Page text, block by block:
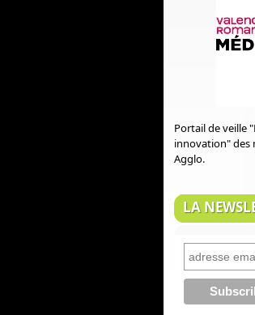
Portail de veille
innovation" des
Agglo.
LA